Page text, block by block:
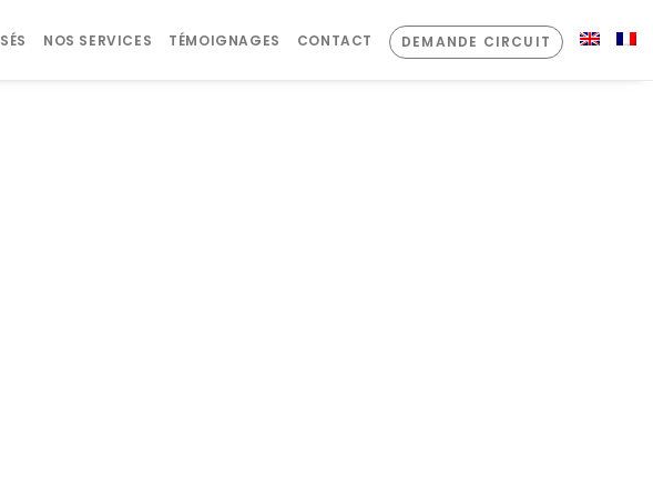
NOS SERVICES TÉMOIGNAGES CONTACT DEMANDE CIRCUIT